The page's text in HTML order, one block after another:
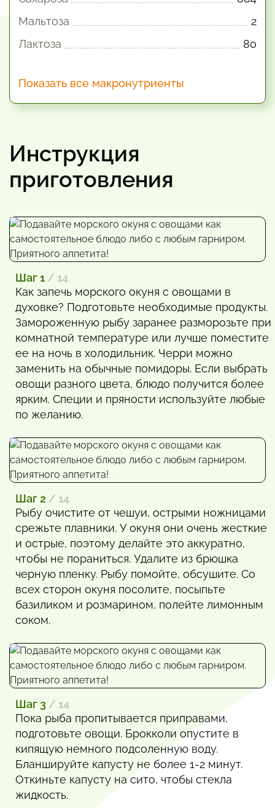
Мальтоза
2
Лактоза
80
Показать все макронутриенты
Инструкция
приготовления
Шаг 1 / 14
Как запечь морского окуня с овощами в
духовке? Подготовьте необходимые продукты.
Замороженную рыбу заранее разморозьте при
комнатной температуре или лучше поместите
ее на ночь в холодильник. Черри можно
заменить на обычные помидоры. Если выбрать
овощи разного цвета, блюдо получится более
ярким. Специи и пряности используйте любые
по желанию.
Шаг 2 / 14
Рыбу очистите от чешуи, острыми ножницами
срежьте плавники. У окуня они очень жесткие
и острые, поэтому делайте это аккуратно,
чтобы не пораниться. Удалите из брюшка
черную пленку. Рыбу помойте, обсушите. Со
всех сторон окуня посолите, посыпьте
базиликом и розмарином, полейте лимонным
соком.
Шаг 3 / 14
Пока рыба пропитывается приправами,
подготовьте овощи. Брокколи опустите в
кипящую немного подсоленную воду.
Бланшируйте капусту не более 1-2 минут.
Откиньте капусту на сито, чтобы стекла
жидкость.